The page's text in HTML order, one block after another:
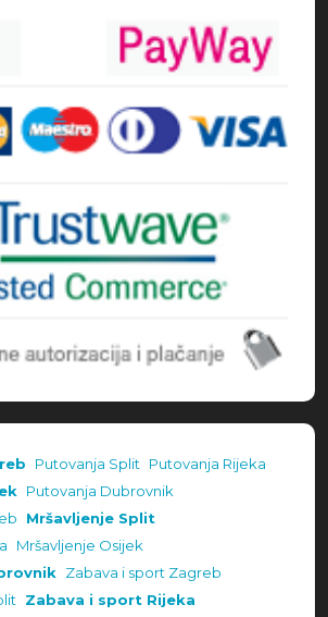
Putovanja Split Putovanja Rijeka
Putovanja Dubrovnik
Mršavljenje Split
Mršavljenje Osijek
Zabava i sport Zagreb
Zabava i sport Rijeka